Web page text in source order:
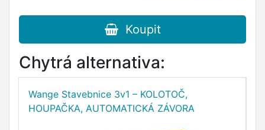
Koupit
Chytrá alternativa:
Wange Stavebnice 3v1 – KOLOTOČ,
HOUPAČKA, AUTOMATICKÁ ZÁVORA